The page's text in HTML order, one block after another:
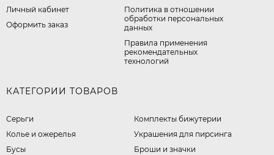
Личный кабинет
Оформить заказ
​Политика в отношении
обработки персональных
данных
Правила применения
рекомендательных
технологий
КАТЕГОРИИ ТОВАРОВ
Серьги
Колье и ожерелья
Бусы
Комплекты бижутерии
Украшения для пирсинга
Броши и значки